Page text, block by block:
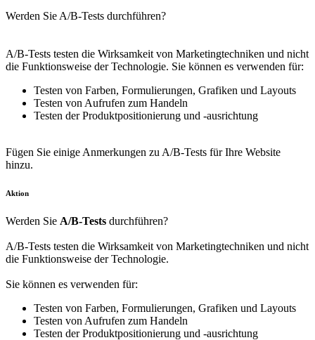
Werden Sie A/B-Tests durchführen?
A/B-Tests testen die Wirksamkeit von Marketingtechniken und nicht
die Funktionsweise der Technologie. Sie können es verwenden für:
Testen von Farben, Formulierungen, Grafiken und Layouts
Testen von Aufrufen zum Handeln
Testen der Produktpositionierung und -ausrichtung
Fügen Sie einige Anmerkungen zu A/B-Tests für Ihre Website
hinzu.
Aktion
Werden Sie A/B-Tests durchführen?
A/B-Tests testen die Wirksamkeit von Marketingtechniken und nicht
die Funktionsweise der Technologie.
Sie können es verwenden für:
Testen von Farben, Formulierungen, Grafiken und Layouts
Testen von Aufrufen zum Handeln
Testen der Produktpositionierung und -ausrichtung